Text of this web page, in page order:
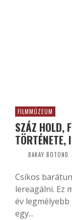
FILMMÚZEUM
SZÁZ HOLD,
TÖRTÉNETE,
BAKAY BOTOND
Csíkos
lereagálni. Ez
év
egy...